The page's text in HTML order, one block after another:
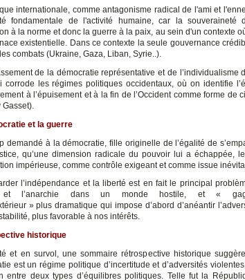
internationale, comme antagonisme radical de l'ami et
fondamentale de l'activité humaine, car la souveraineté
à la norme et donc la guerre à la paix, au sein d'un contexte
existentielle. Dans ce contexte la seule gouvernance
combats (Ukraine, Gaza, Liban, Syrie..).
de la démocratie représentative et de l’individualisme
corrode les régimes politiques occidentaux, où on identifie
à l’épuisement et à la fin de l’Occident comme forme de
Gasset).
et la guerre
demandé à la démocratie, fille originelle de l’égalité de
qu’une dimension radicale du pouvoir lui a échappée,
impérieuse, comme contrôle exigeant et comme issue
l’indépendance et la liberté est en fait le principal
et l’anarchie dans un monde hostile, et «
» plus dramatique qui impose d’abord d’anéantir
plus favorable à nos intérêts.
historique
et en survol, une sommaire rétrospective historique
est un régime politique d’incertitude et d’adversités
entre deux types d’équilibres politiques. Telle fut la